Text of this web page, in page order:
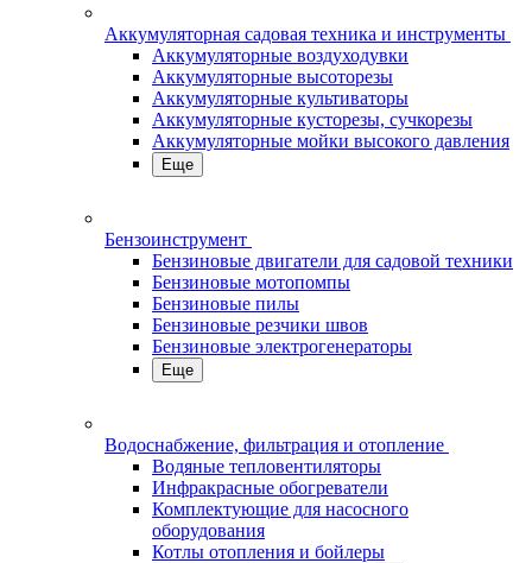
Аккумуляторная садовая техника и инструменты
Аккумуляторные воздуходувки
Аккумуляторные высоторезы
Аккумуляторные культиваторы
Аккумуляторные кусторезы, сучкорезы
Аккумуляторные мойки высокого давления
Еще
Бензоинструмент
Бензиновые двигатели для садовой техники
Бензиновые мотопомпы
Бензиновые пилы
Бензиновые резчики швов
Бензиновые электрогенераторы
Еще
Водоснабжение, фильтрация и отопление
Водяные тепловентиляторы
Инфракрасные обогреватели
Комплектующие для насосного
оборудования
Котлы отопления и бойлеры